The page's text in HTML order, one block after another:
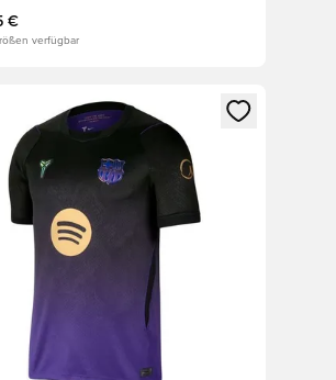
€
verfügbar
als Mitglied
ein neues Fenster zum Anmelden oder